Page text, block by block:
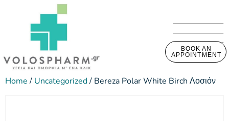
BOOK AN
APPOINTMENT
Home/ Uncategorized/ Bereza Polar White Birch Λοσιόν